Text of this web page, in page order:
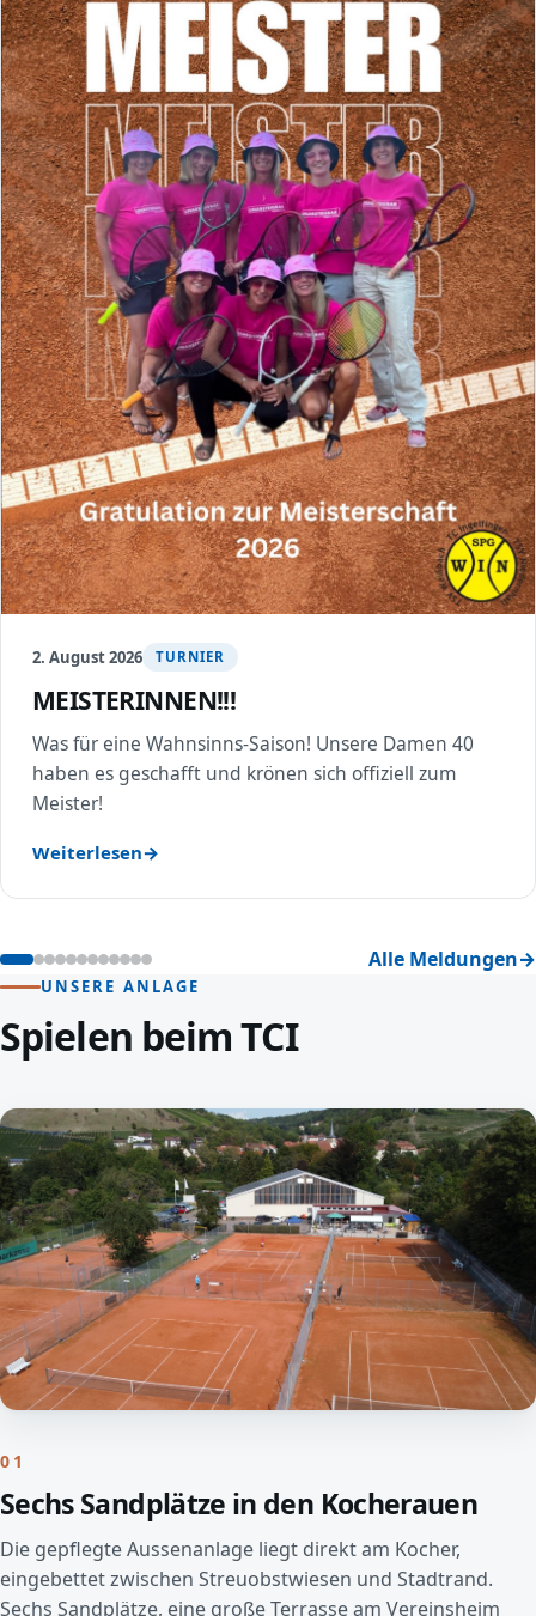
2. August 2026 TURNIER
MEISTERINNEN!!!
Was für eine Wahnsinns-Saison! Unsere Damen 40
haben es geschafft und krönen sich offiziell zum
Meister!
Weiterlesen
Alle Meldungen
UNSERE ANLAGE
Spielen beim TCI
01
Sechs Sandplätze in den Kocherauen
Die gepflegte Aussenanlage liegt direkt am Kocher,
eingebettet zwischen Streuobstwiesen und Stadtrand.
Sechs Sandplätze, eine große Terrasse am Vereinsheim